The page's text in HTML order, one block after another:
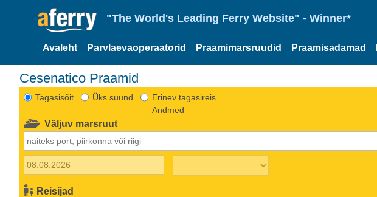
"The World's Leading Ferry Website" - Winner*
Avaleht Parvlaevaoperaatorid Praamimarsruudid Praamisadamad
Cesenatico Praamid
Tagasisõit Üks suund
Erinev tagasireis
Andmed
Väljuv marsruut
Reisijad